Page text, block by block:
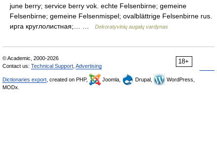
june berry; service berry vok. echte Felsenbirne; gemeine
Felsenbirne; gemeine Felsenmispel; ovalblättrige Felsenbirne rus.
ирга круглолистная;… …
Dekoratyvinių augalų vardynas
18+
© Academic, 2000-2026
Contact us: Technical Support Advertising
Dictionaries export , created on PHP, Joomla, Drupal,
WordPress,
MODx.